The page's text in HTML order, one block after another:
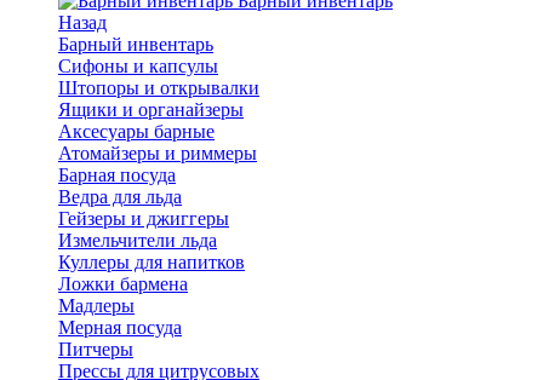
Назад
Барный инвентарь
Сифоны и капсулы
Штопоры и открывалки
Ящики и органайзеры
Аксесуары барные
Атомайзеры и риммеры
Барная посуда
Ведра для льда
Гейзеры и джиггеры
Измельчители льда
Куллеры для напитков
Ложки бармена
Мадлеры
Мерная посуда
Питчеры
Прессы для цитрусовых